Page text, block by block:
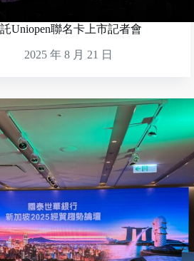
Uniopen聯名卡上市記者會
2025 年 8 月 21 日